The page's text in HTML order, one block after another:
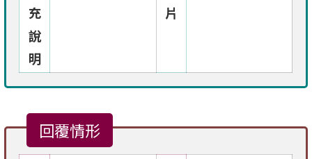
充
說
明
片
回覆情形